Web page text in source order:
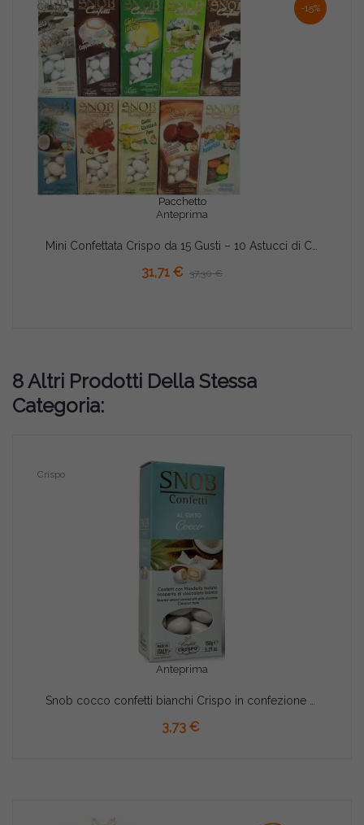
-15%
Pacchetto
Anteprima
Crispo
31,71 € 37,30 €
8 Altri Prodotti Della Stessa
Categoria:
Anteprima
Crispo
3,73 €